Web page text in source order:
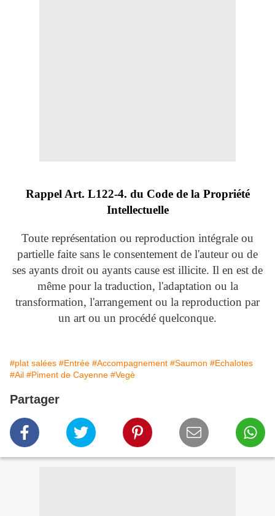
Rappel Art. L122-4. du Code de la Propriété
Intellectuelle
Toute représentation ou reproduction intégrale ou
partielle faite sans le consentement de l'auteur ou de
ses ayants droit ou ayants cause est illicite. Il en est de
même pour la traduction, l'adaptation ou la
transformation, l'arrangement ou la reproduction par
un art ou un procédé quelconque.
#plat salées #Entrée #Accompagnement #Saumon #Echalotes
#Ail #Piment de Cayenne #Vegè
Partager